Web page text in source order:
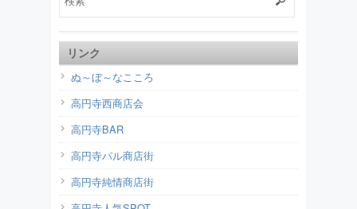
リンク
ぬ～ぼ～なこころ
高円寺西商店会
高円寺BAR
高円寺パル商店街
高円寺純情商店街